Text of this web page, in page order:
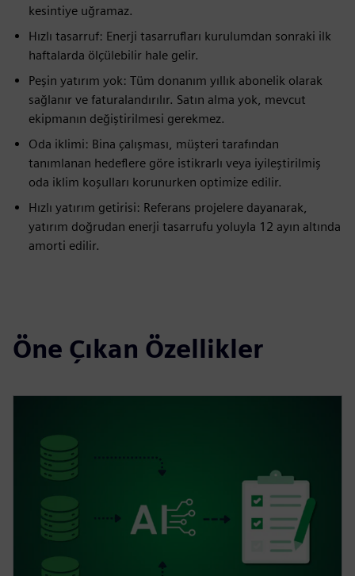
kesintiye uğramaz.
Hızlı tasarruf: Enerji tasarrufları kurulumdan sonraki ilk
haftalarda ölçülebilir hale gelir.
Peşin yatırım yok: Tüm donanım yıllık abonelik olarak
sağlanır ve faturalandırılır. Satın alma yok, mevcut
ekipmanın değiştirilmesi gerekmez.
Oda iklimi: Bina çalışması, müşteri tarafından
tanımlanan hedeflere göre istikrarlı veya iyileştirilmiş
oda iklim koşulları korunurken optimize edilir.
Hızlı yatırım getirisi: Referans projelere dayanarak,
yatırım doğrudan enerji tasarrufu yoluyla 12 ayın altında
amorti edilir.
Öne Çıkan Özellikler